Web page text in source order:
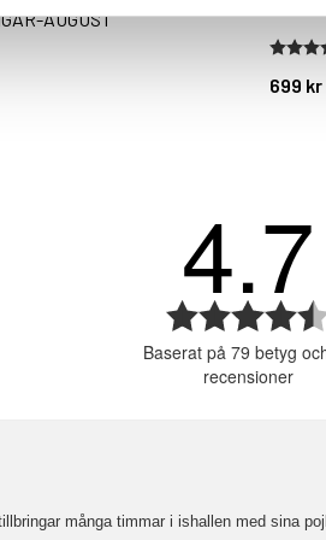
AUGUST
699 kr
4.4
4.7
Baserat på 79 betyg
recensioner
många timmar i ishallen med sina